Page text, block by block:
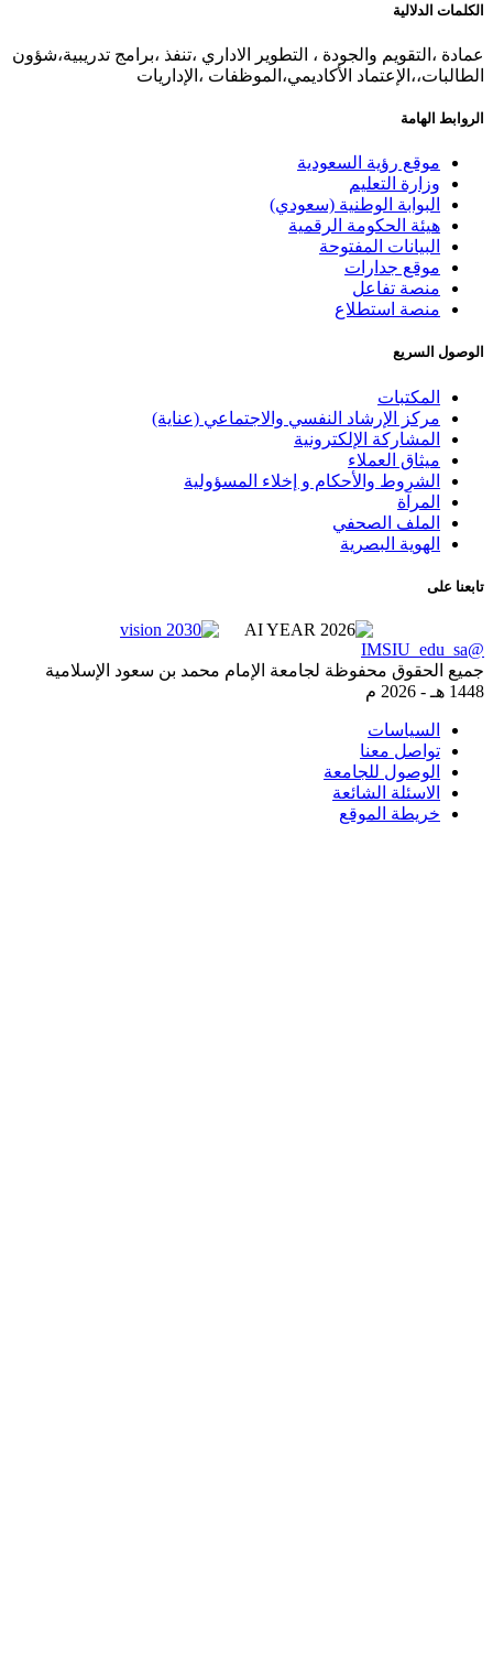
والجودة ، التطوير الاداري ،تنفذ ،برامج تدريبية،شؤون
الأكاديمي،الموظفات ،الإداريات
رؤية السعودية
التعليم
الوطنية (سعودي)
الحكومة الرقمية
المفتوحة
جدارات
تفاعل
استطلاع
الإرشاد النفسي والاجتماعي (عناية)
الإلكترونية
العملاء
والأحكام و إخلاء المسؤولية
الصحفي
البصرية
محفوظة لجامعة الإمام محمد بن سعود الإسلامية
2026 م
معنا
للجامعة
الشائعة
الموقع